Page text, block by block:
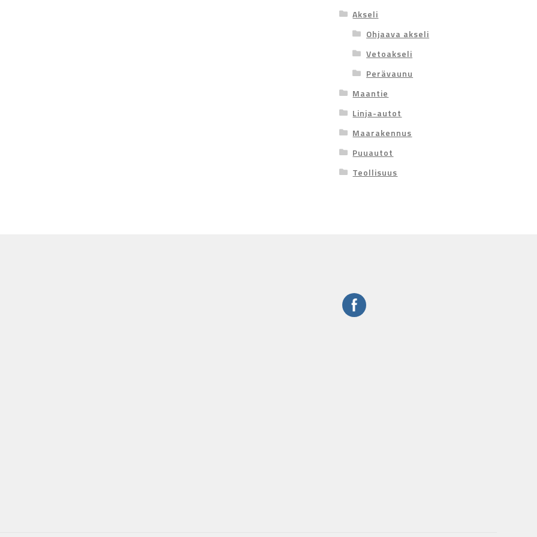
Akseli
Ohjaava akseli
Vetoakseli
Perävaunu
Maantie
Linja-autot
Maarakennus
Puuautot
Teollisuus